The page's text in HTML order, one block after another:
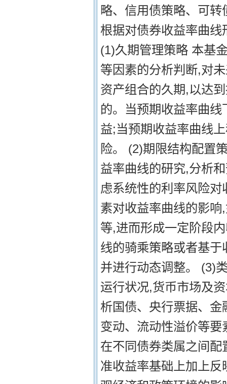
略、信用债策略、可
根据对债券收益率曲
(1)久期管理策略 本基
等因素的分析判断,对
资产组合的久期,以达
的。当预期收益率曲
益;当预期收益率曲线
险。 (2)期限结构配置
益率曲线的研究,分析
虑系统性的利率风险
素对收益率曲线的影
等,进而形成一定阶段
线的骑乘策略或者基
并进行动态调整。 (3)
运行状况,货币市场及
析国债、央行票据、
变动、流动性溢价等
在不同债券类属之间
准收益率基础上加上